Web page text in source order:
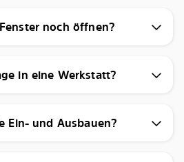
noch öffnen?
in eine Werkstatt?
Ein- und Ausbauen?